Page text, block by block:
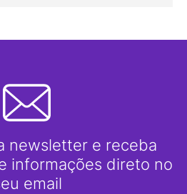
newsletter e receba
informações direto no
email